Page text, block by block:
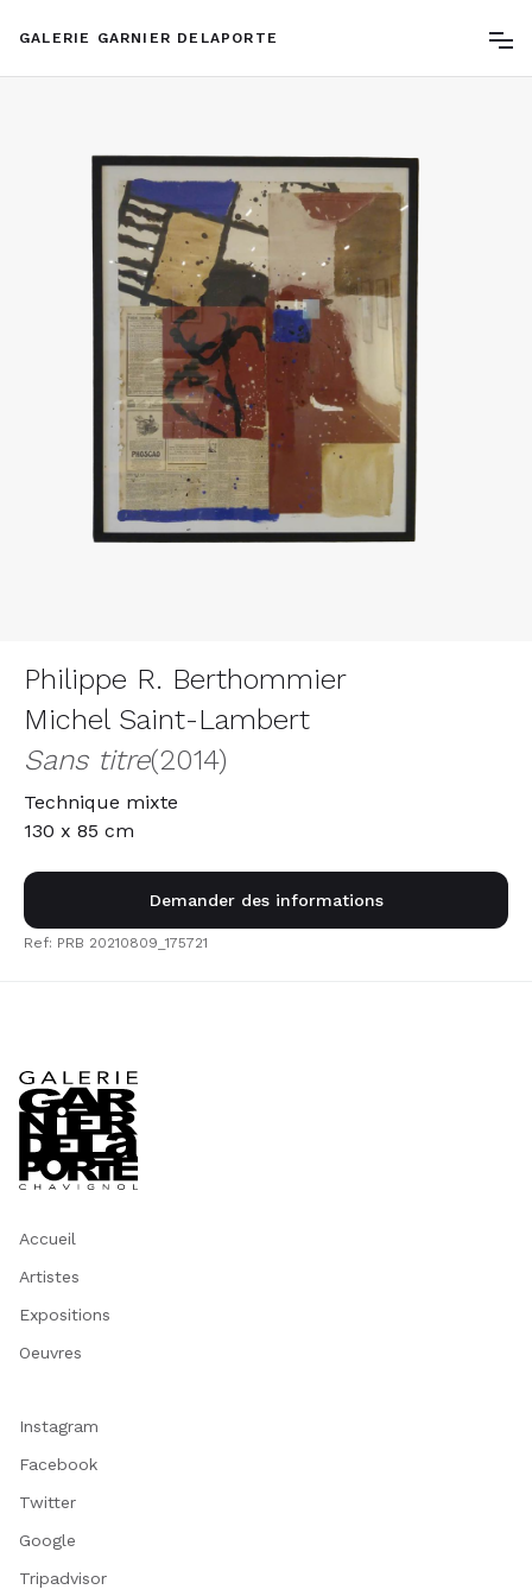
GALERIE GARNIER DELAPORTE
Philippe R. Berthommier
Michel Saint-Lambert
Sans titre(2014)
Technique mixte
130 x 85 cm
Demander des informations
Ref: PRB 20210809_175721
Accueil
Artistes
Expositions
Oeuvres
Instagram
Facebook
Twitter
Google
Tripadvisor